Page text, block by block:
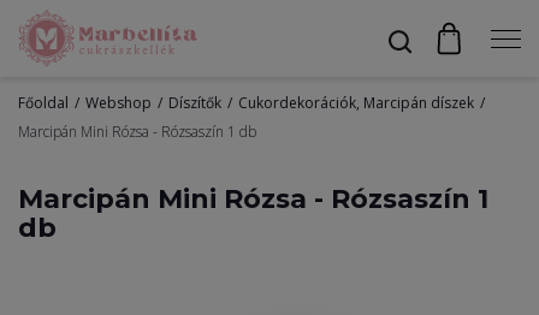
Bevonók
Profil
Főoldal Webshop Díszítők
Cukordekorációk, Marcipán díszek
Marcipán Mini Rózsa - Rózsaszín 1 db
Marcipán Mini Rózsa - Rózsaszín 1
db